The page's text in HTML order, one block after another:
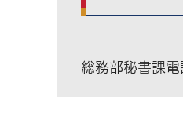
総務部秘書課